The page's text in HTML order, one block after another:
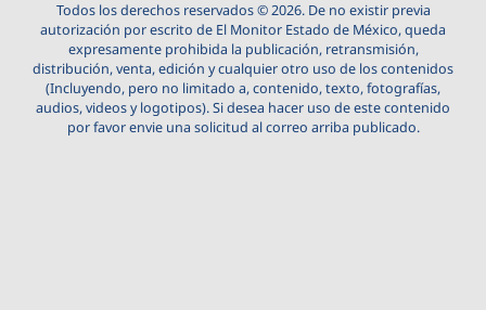
Todos los derechos reservados © 2026. De no existir previa
autorización por escrito de El Monitor Estado de México, queda
expresamente prohibida la publicación, retransmisión,
distribución, venta, edición y cualquier otro uso de los contenidos
(Incluyendo, pero no limitado a, contenido, texto, fotografías,
audios, videos y logotipos). Si desea hacer uso de este contenido
por favor envie una solicitud al correo arriba publicado.